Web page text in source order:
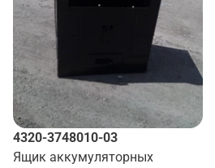
4320-3748010-03
Ящик аккумуляторных